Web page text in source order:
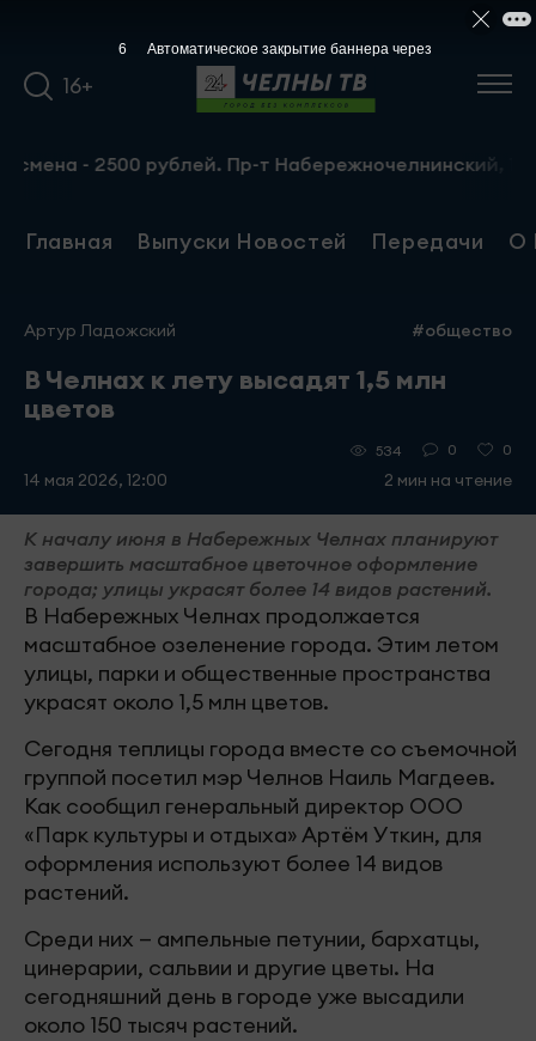
16+
2500 рублей. Пр-т Набережночелнинский, 13а. Тел.:
Главная Выпуски Новостей Передачи О
Артур Ладожский #общество
В Челнах к лету высадят 1,5 млн
цветов
14 мая 2026, 12:00
534 0 0
2 мин на чтение
К началу июня в Набережных Челнах планируют
завершить масштабное цветочное оформление
города; улицы украсят более 14 видов растений.
В Набережных Челнах продолжается
масштабное озеленение города. Этим летом
улицы, парки и общественные пространства
украсят около 1,5 млн цветов.
Сегодня теплицы города вместе со съемочной
группой посетил мэр Челнов Наиль Магдеев.
Как сообщил генеральный директор ООО
«Парк культуры и отдыха» Артём Уткин, для
оформления используют более 14 видов
растений.
Среди них — ампельные петунии, бархатцы,
цинерарии, сальвии и другие цветы. На
сегодняшний день в городе уже высадили
около 150 тысяч растений.
5 Автоматическое закрытие баннера через